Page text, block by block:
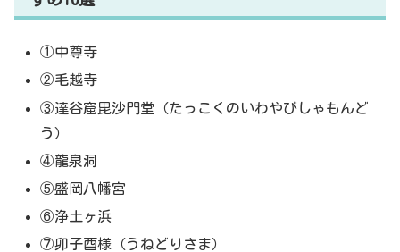
①中尊寺
②毛越寺
③達谷窟毘沙門堂（たっこくのいわやびしゃもんど
う）
④龍泉洞
⑤盛岡八幡宮
⑥浄土ヶ浜
⑦卯子酉様（うねどりさま）